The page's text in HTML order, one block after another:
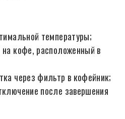
температуры;
кофе, расположенный в
через фильтр в кофейник;
после завершения